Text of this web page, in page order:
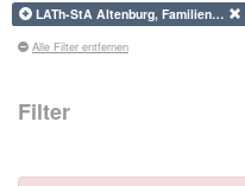
LATh-StA Altenburg, Familien…
Alle Filter entfernen
Filter